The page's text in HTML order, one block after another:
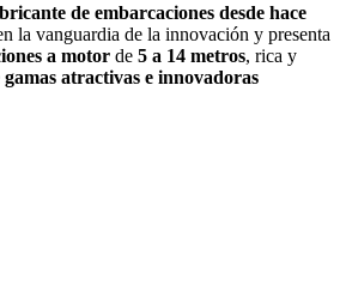
de embarcaciones desde hace
la vanguardia de la innovación y presenta
a motor de 5 a 14 metros, rica y
gamas atractivas e innovadoras